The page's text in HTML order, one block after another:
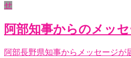
せ
阿部知事からのメッ
阿部長野県知事からメッセージが